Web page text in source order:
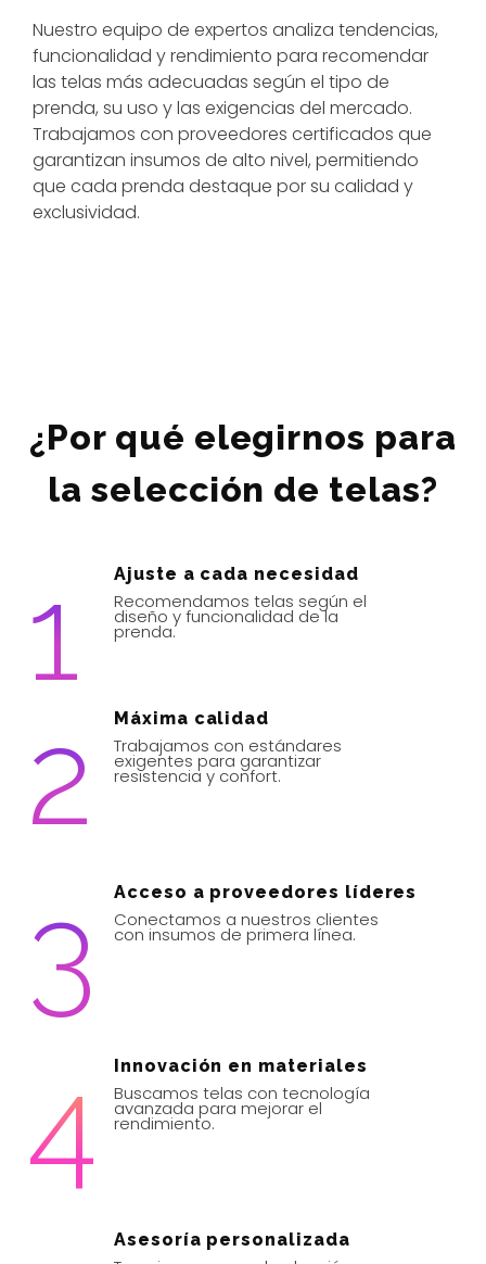
Nuestro equipo de expertos analiza tendencias,
funcionalidad y rendimiento para recomendar
las telas más adecuadas según el tipo de
prenda, su uso y las exigencias del mercado.
Trabajamos con proveedores certificados que
garantizan insumos de alto nivel, permitiendo
que cada prenda destaque por su calidad y
exclusividad.
¿Por qué elegirnos para
la selección de telas?
1 Ajuste a cada necesidad
Recomendamos telas según el
diseño y funcionalidad de la
prenda.
2 Máxima calidad
Trabajamos con estándares
exigentes para garantizar
resistencia y confort.
3 Acceso a proveedores líderes
Conectamos a nuestros clientes
con insumos de primera línea.
4 Innovación en materiales
Buscamos telas con tecnología
avanzada para mejorar el
rendimiento.
Asesoría personalizada